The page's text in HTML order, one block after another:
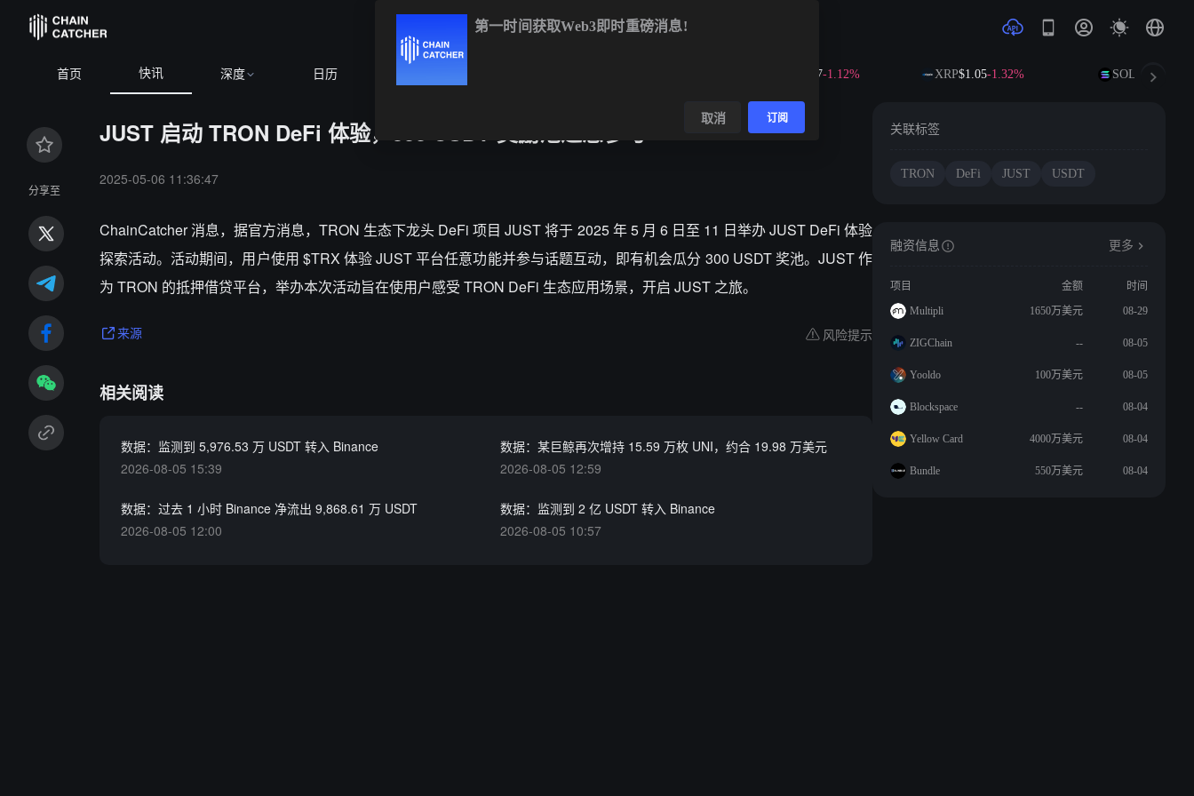
首页 快讯 深度 日历 -1.12% XRP$1.05-1.32% SOL$73.73
分享至
JUST 启动 TRON DeFi 体验，300 USDT 奖励池邀您参与
2025-05-06 11:36:47
ChainCatcher 消息，据官方消息，TRON 生态下龙头 DeFi 项目 JUST 将于 2025 年 5 月 6 日至 11 日举办 JUST DeFi 体验
探索活动。活动期间，用户使用 $TRX 体验 JUST 平台任意功能并参与话题互动，即有机会瓜分 300 USDT 奖池。JUST 作
为 TRON 的抵押借贷平台，举办本次活动旨在使用户感受 TRON DeFi 生态应用场景，开启 JUST 之旅。
来源 风险提示
相关阅读
数据：监测到 5,976.53 万 USDT 转入 Binance
2026-08-05 15:39
数据：某巨鲸再次增持 15.59 万枚 UNI，约合 19.98 万美元
2026-08-05 12:59
数据：过去 1 小时 Binance 净流出 9,868.61 万 USDT
2026-08-05 12:00
数据：监测到 2 亿 USDT 转入 Binance
2026-08-05 10:57
关联标签
TRON DeFi JUST USDT
融资信息 更多
项目 金额
时间
Multipli
1650万美元 08-29
ZIGChain -- 08-05
Yooldo 100万美元 08-05
Blockspace -- 08-04
Yellow Card 4000万美元 08-04
Bundle 550万美元 08-04
第一时间获取Web3即时重磅消息!
取消 订阅